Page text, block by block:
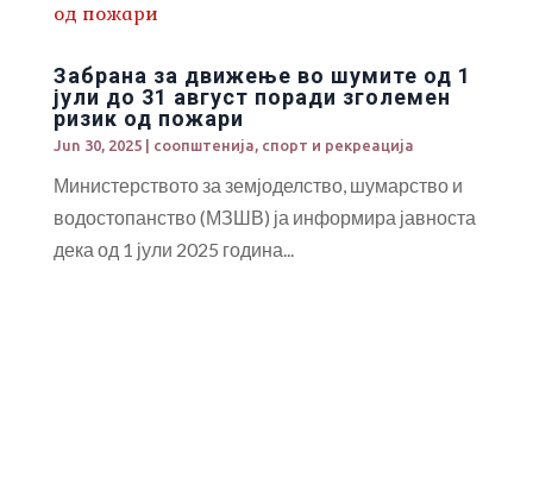
Забрана за движење во шумите од 1
јули до 31 август поради зголемен
ризик од пожари
Jun 30, 2025| соопштенија, спорт и рекреација
Министерството за земјоделство, шумарство и
водостопанство (МЗШВ) ја информира јавноста
дека од 1 јули 2025 година...